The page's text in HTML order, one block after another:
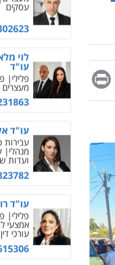
Message
Print
לוי
פלילי
מעצרים
עו"ד
מנהלי
ועדות
עו"ד
אמצעי
עורכי
מחיקת
ודחיקת
דין
מהירות
תמיכה
לעורכי
מרכז
אסירים
דין
מאיה
טיפול
דין איומים